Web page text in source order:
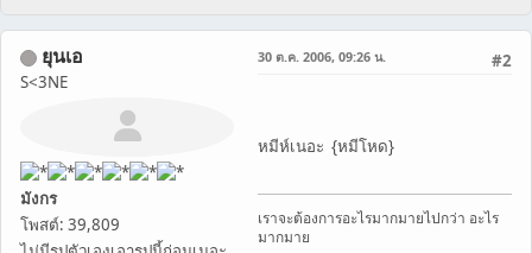
ยุนเอ
S<3NE
มังกร
โพสต์: 39,809
#2
30 ต.ค. 2006, 09:26 น.
หมีห์เนอะ {หมีโหด}
เราจะต้องการอะไรมากมายไปกว่า อะไร
มากมาย